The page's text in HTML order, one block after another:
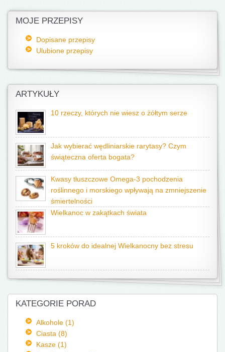
MOJE PRZEPISY
Dopisane przepisy
Ulubione przepisy
ARTYKUŁY
10 rzeczy, których nie wiesz o żółtym serze
Jak wybierać wędliniarskie rarytasy? Czym
świąteczna oferta bogata?
Kwasy tłuszczowe Omega-3 pochodzenia
roślinnego i morskiego wpływają na zmniejszenie
śmiertelności
Wielkanoc w zakątkach świata
5 kroków do idealnej Wielkanocny bez stresu
KATEGORIE PORAD
Alkohole (1)
Ciasta (8)
Kasze (1)